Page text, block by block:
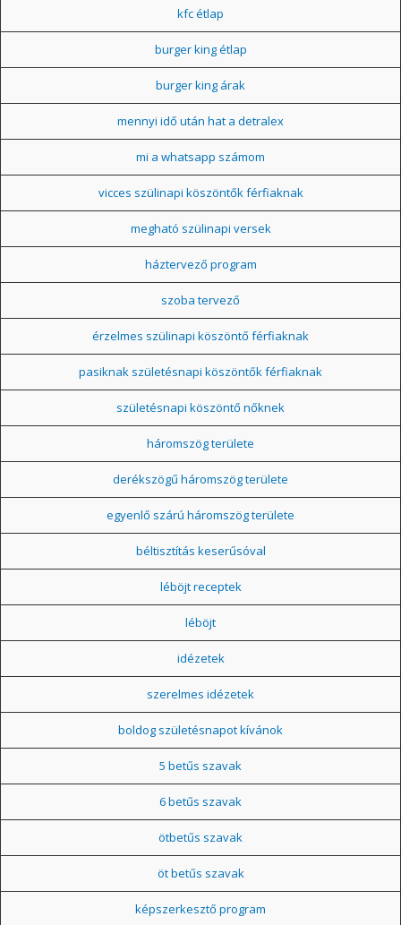
kfc étlap
burger king étlap
burger king árak
mennyi idő után hat a detralex
mi a whatsapp számom
vicces szülinapi köszöntők férfiaknak
megható szülinapi versek
háztervező program
szoba tervező
érzelmes szülinapi köszöntő férfiaknak
pasiknak születésnapi köszöntők férfiaknak
születésnapi köszöntő nőknek
háromszög területe
derékszögű háromszög területe
egyenlő szárú háromszög területe
béltisztítás keserűsóval
léböjt receptek
léböjt
idézetek
szerelmes idézetek
boldog születésnapot kívánok
5 betűs szavak
6 betűs szavak
ötbetűs szavak
öt betűs szavak
képszerkesztő program